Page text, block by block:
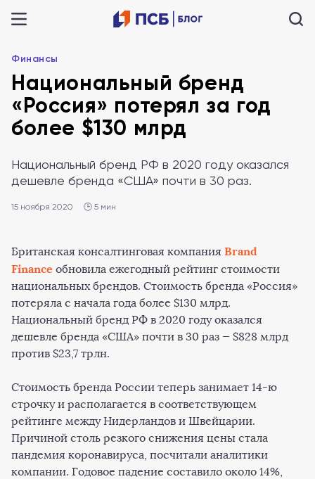
Финансы
Национальный бренд
«Россия» потерял за год
более $130 млрд
Национальный бренд РФ в 2020 году оказался
дешевле бренда «США» почти в 30 раз.
15 ноября 2020 🕒 5 мин
Британская консалтинговая компания Brand
Finance обновила ежегодный рейтинг стоимости
национальных брендов. Стоимость бренда «Россия»
потеряла с начала года более $130 млрд.
Национальный бренд РФ в 2020 году оказался
дешевле бренда «США» почти в 30 раз — $828 млрд
против $23,7 трлн.
Стоимость бренда России теперь занимает 14-ю
строчку и располагается в соответствующем
рейтинге между Нидерландов и Швейцарии.
Причиной столь резкого снижения цены стала
пандемия коронавируса, посчитали аналитики
компании. Годовое падение составило около 14%,